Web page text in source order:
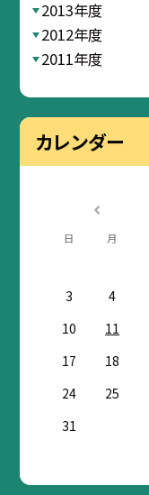
2013年度
2012年度
2011年度
カレンダー
日 月
3
4
10
11
17
18
24
25
31